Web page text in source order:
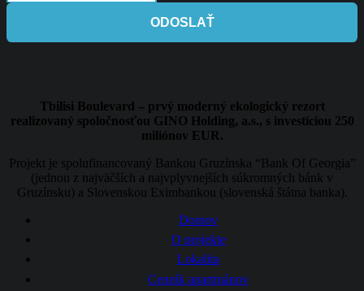
ODOSLAŤ
Tbilisi Boulevard – prvý moderný ekologický rezort
realizovaný spoločnosťou GINO Holding, a.s., s investíciou 250
miliónov EUR.
Projekt je spolufinancovaný Bankou Gruzínska “Bank Of Georgia”
(jednou z najväčších a najvplyvnejších súkromných bánk v
Gruzínsku) a Slovenskou Eximbankou (slovenská štátna banka).
Domov
O projekte
Lokalita
Cenník apartmánov